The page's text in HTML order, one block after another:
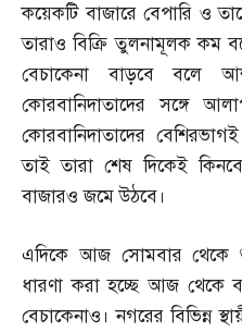
কয়েকটি বাজারে বেপারি ও
তারাও বিক্রি তুলনামূলক কম
বেচাকেনা বাড়বে বলে
কোরবানিদাতাদের সঙ্গে
কোরবানিদাতাদের
তাই তারা শেষ দিকেই
বাজারও জমে উঠবে।
এদিকে আজ সোমবার থেকে
ধারণা করা হচ্ছে আজ থেকে
বেচাকেনাও। নগরের বিভিন্ন